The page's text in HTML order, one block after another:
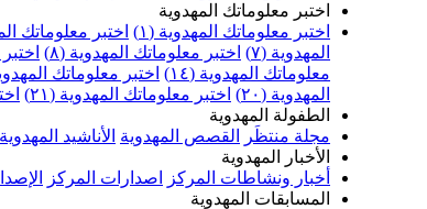
اختبر معلوماتك المهدوية
اختبر معلوماتك المهدوية (١)
اختبر معلوماتك
المهدوية (٧)
اختبر معلوماتك المهدوية (٨)
معلوماتك المهدوية (١٤)
اختبر معلوماتك المهدوية
المهدوية (٢٠)
اختبر معلوماتك المهدوية (٢١)
الطفولة المهدوية
مجلة منتظَر
القصص المهدوية الأناشيد المهدوية
الأخبار المهدوية
أخبار ونشاطات المركز
اصدارات المركز
المسابقات المهدوية